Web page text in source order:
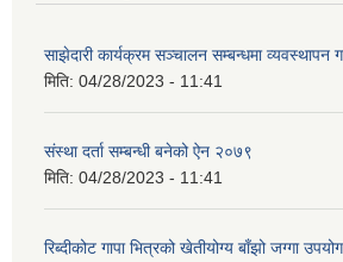
साझेदारी कार्यक्रम सञ्चालन सम्बन्धमा व्यवस्थापन
मिति: 04/28/2023 - 11:41
संस्था दर्ता सम्बन्धी बनेको ऐन २०७९
मिति: 04/28/2023 - 11:41
रिब्दीक‍ोट गापा भित्रको खेतीयोग्य बाँझो जग्गा उपयोग